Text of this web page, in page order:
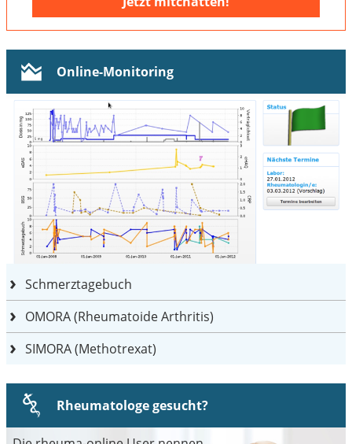
Online-Monitoring
Schmerztagebuch
OMORA (Rheumatoide Arthritis)
SIMORA (Methotrexat)
Rheumatologe gesucht?